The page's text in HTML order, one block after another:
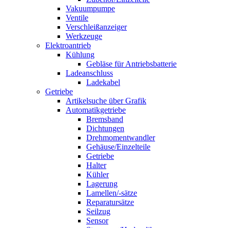
Vakuumpumpe
Ventile
Verschleißanzeiger
Werkzeuge
Elektroantrieb
Kühlung
Gebläse für Antriebsbatterie
Ladeanschluss
Ladekabel
Getriebe
Artikelsuche über Grafik
Automatikgetriebe
Bremsband
Dichtungen
Drehmomentwandler
Gehäuse/Einzelteile
Getriebe
Halter
Kühler
Lagerung
Lamellen/-sätze
Reparatursätze
Seilzug
Sensor